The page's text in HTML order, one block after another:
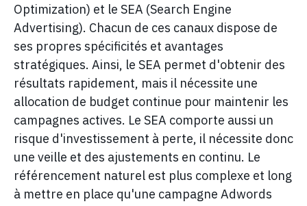
Optimization) et le SEA (Search Engine
Advertising). Chacun de ces canaux dispose de
ses propres spécificités et avantages
stratégiques. Ainsi, le SEA permet d'obtenir des
résultats rapidement, mais il nécessite une
allocation de budget continue pour maintenir les
campagnes actives. Le SEA comporte aussi un
risque d'investissement à perte, il nécessite donc
une veille et des ajustements en continu. Le
référencement naturel est plus complexe et long
à mettre en place qu'une campagne Adwords